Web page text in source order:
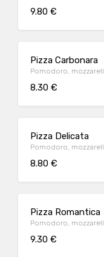
9.80 €
Pizza Carbonara
Pomodoro,
8.30 €
Pizza Delicata
Pomodoro,
8.80 €
Pizza Romantica
Pomodoro,
9.30 €